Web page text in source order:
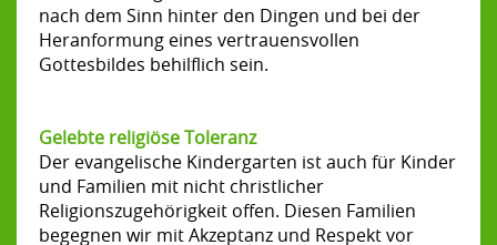
nach dem Sinn hinter den Dingen und bei der
Heranformung eines vertrauensvollen
Gottesbildes behilflich sein.
Gelebte religiöse Toleranz
Der evangelische Kindergarten ist auch für Kinder
und Familien mit nicht christlicher
Religionszugehörigkeit offen. Diesen Familien
begegnen wir mit Akzeptanz und Respekt vor